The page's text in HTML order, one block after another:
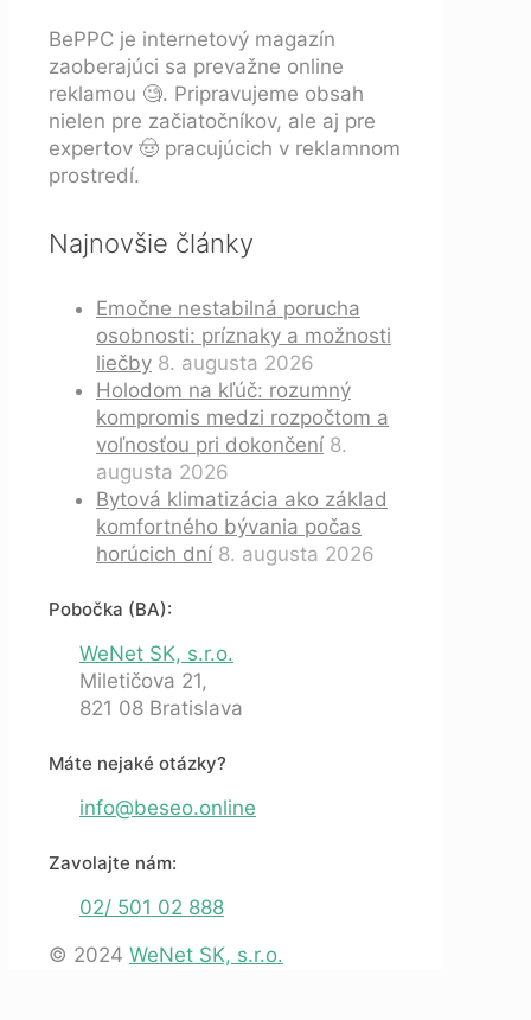
BePPC je internetový magazín
zaoberajúci sa prevažne online
reklamou 🧐. Pripravujeme obsah
nielen pre začiatočníkov, ale aj pre
expertov 🤠 pracujúcich v reklamnom
prostredí.
Najnovšie články
Emočne nestabilná porucha
osobnosti: príznaky a možnosti
liečby 8. augusta 2026
Holodom na kľúč: rozumný
kompromis medzi rozpočtom a
voľnosťou pri dokončení 8.
augusta 2026
Bytová klimatizácia ako základ
komfortného bývania počas
horúcich dní 8. augusta 2026
Pobočka (BA):
WeNet SK, s.r.o.
Miletičova 21,
821 08 Bratislava
Máte nejaké otázky?
info@beseo.online
Zavolajte nám:
02/ 501 02 888
© 2024 WeNet SK, s.r.o.